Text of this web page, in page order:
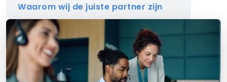
Waarom wij de juiste partner zijn